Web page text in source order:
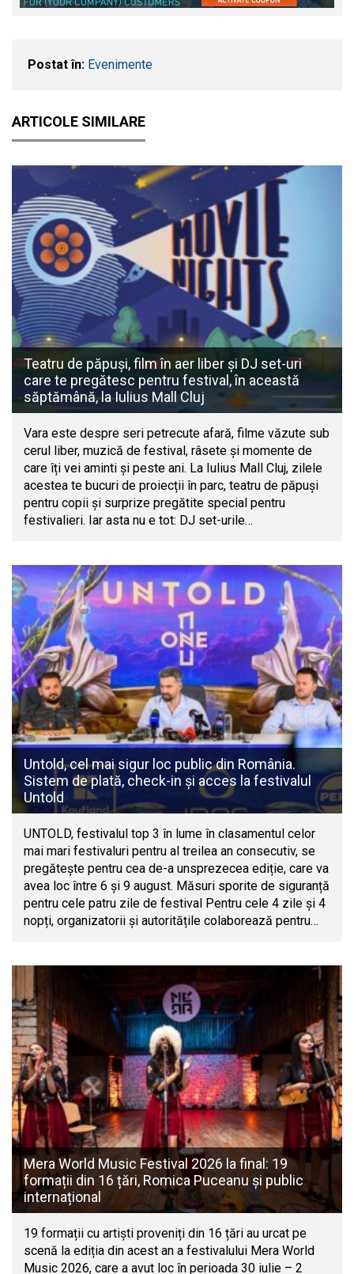
Postat în: Evenimente
ARTICOLE SIMILARE
Teatru de păpuși, film în aer liber și DJ set-uri
care te pregătesc pentru festival, în această
săptămână, la Iulius Mall Cluj
Vara este despre seri petrecute afară, filme văzute sub
cerul liber, muzică de festival, râsete și momente de
care îți vei aminti și peste ani. La Iulius Mall Cluj, zilele
acestea te bucuri de proiecții în parc, teatru de păpuși
pentru copii și surprize pregătite special pentru
festivalieri. Iar asta nu e tot: DJ set-urile…
Untold, cel mai sigur loc public din România.
Sistem de plată, check-in și acces la festivalul
Untold
UNTOLD, festivalul top 3 în lume în clasamentul celor
mai mari festivaluri pentru al treilea an consecutiv, se
pregătește pentru cea de-a unsprezecea ediție, care va
avea loc între 6 și 9 august. Măsuri sporite de siguranță
pentru cele patru zile de festival Pentru cele 4 zile și 4
nopți, organizatorii și autoritățile colaborează pentru…
Mera World Music Festival 2026 la final: 19
formații din 16 țări, Romica Puceanu și public
internațional
19 formații cu artiști proveniți din 16 țări au urcat pe
scenă la ediția din acest an a festivalului Mera World
Music 2026, care a avut loc în perioada 30 iulie – 2